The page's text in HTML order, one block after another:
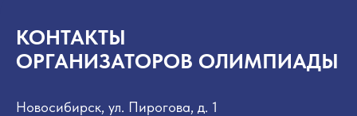
КОНТАКТЫ
ОРГАНИЗАТОРОВ ОЛИМПИАДЫ
Новосибирск, ул. Пирогова, д. 1